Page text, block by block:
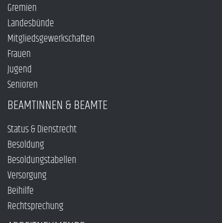
Gremien
Landesbünde
Mitgliedsgewerkschaften
Frauen
Jugend
Senioren
BEAMTINNEN & BEAMTE
Status & Dienstrecht
Besoldung
Besoldungstabellen
Versorgung
Beihilfe
Rechtsprechung